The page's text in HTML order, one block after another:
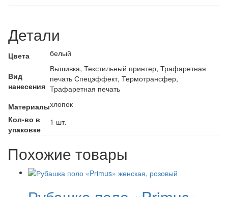
Детали
Цвета белый
Вид
нанесения
Вышивка, Текстильный принтер, Трафаретная
печать Спецэффект, Термотрансфер,
Трафаретная печать
Материалыхлопок
Кол-во в
упаковке
1 шт.
Похожие товары